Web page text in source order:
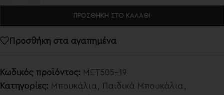
ΠΡΟΣΘΉΚΗ ΣΤΟ ΚΑΛΆΘΙ
Προσθήκη στα αγαπημένα
Κωδικός προϊόντος: MET505-19
Κατηγορίες: Μπουκάλια , Παιδικά Μπουκάλια ,